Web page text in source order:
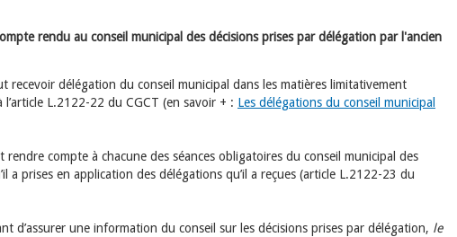
rendu au conseil municipal des décisions prises par délégation par l'ancien
recevoir délégation du conseil municipal dans les matières limitativement
l’article L.2122-22 du CGCT (en savoir + : Les délégations du conseil municipal
rendre compte à chacune des séances obligatoires du conseil municipal des
a prises en application des délégations qu’il a reçues (article L.2122-23 du
d’assurer une information du conseil sur les décisions prises par délégation, le